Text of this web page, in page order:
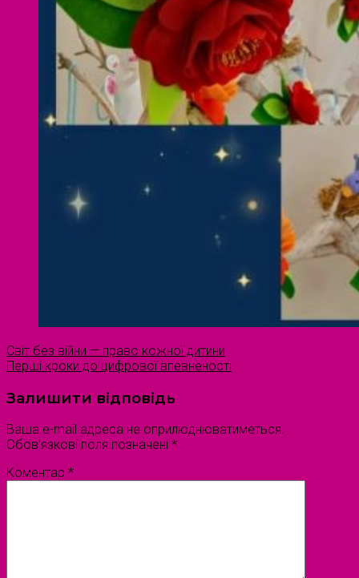
Світ без війни — право кожної дитини
Перші кроки до цифрової впевненості
Залишити відповідь
Ваша e-mail адреса не оприлюднюватиметься.
Обов’язкові поля позначені *
Коментар *